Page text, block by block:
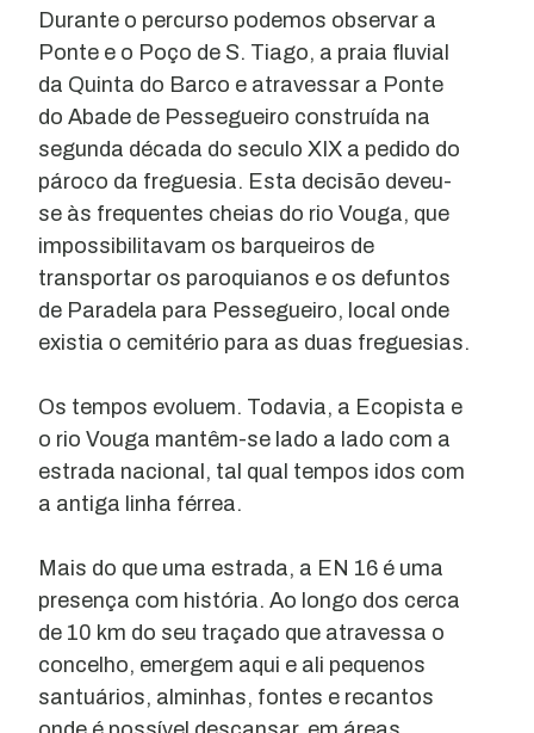
Durante o percurso podemos observar a
Ponte e o Poço de S. Tiago, a praia fluvial
da Quinta do Barco e atravessar a Ponte
do Abade de Pessegueiro construída na
segunda década do seculo XIX a pedido do
pároco da freguesia. Esta decisão deveu-
se às frequentes cheias do rio Vouga, que
impossibilitavam os barqueiros de
transportar os paroquianos e os defuntos
de Paradela para Pessegueiro, local onde
existia o cemitério para as duas freguesias.
Os tempos evoluem. Todavia, a Ecopista e
o rio Vouga mantêm-se lado a lado com a
estrada nacional, tal qual tempos idos com
a antiga linha férrea.
Mais do que uma estrada, a EN 16 é uma
presença com história. Ao longo dos cerca
de 10 km do seu traçado que atravessa o
concelho, emergem aqui e ali pequenos
santuários, alminhas, fontes e recantos